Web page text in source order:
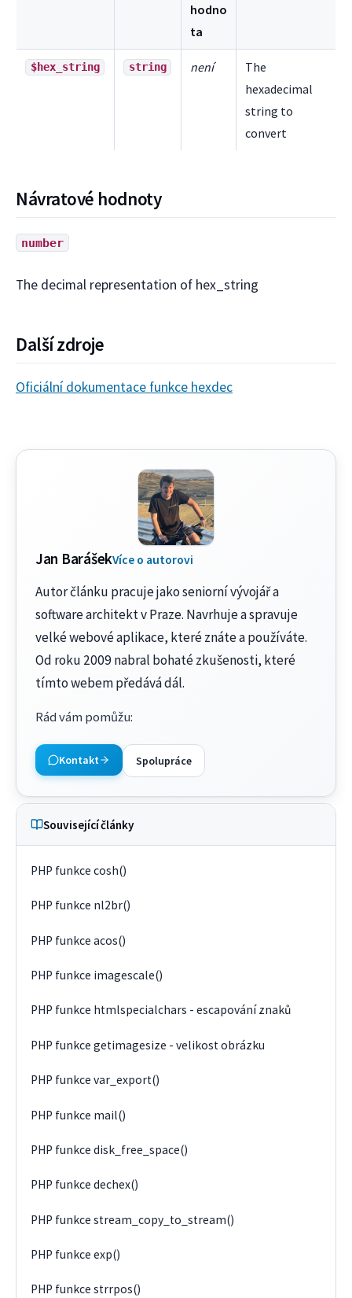
hodno
ta
$hex_string string není
The
hexadecimal
string to
convert
Návratové hodnoty
number
The decimal representation of hex_string
Další zdroje
Oficiální dokumentace funkce hexdec
Jan BarášekVíce o autorovi
Autor článku pracuje jako seniorní vývojář a
software architekt v Praze. Navrhuje a spravuje
velké webové aplikace, které znáte a používáte.
Od roku 2009 nabral bohaté zkušenosti, které
tímto webem předává dál.
Rád vám pomůžu:
Kontakt Spolupráce
Související články
PHP funkce cosh()
PHP funkce nl2br()
PHP funkce acos()
PHP funkce imagescale()
PHP funkce htmlspecialchars - escapování znaků
PHP funkce getimagesize - velikost obrázku
PHP funkce var_export()
PHP funkce mail()
PHP funkce disk_free_space()
PHP funkce dechex()
PHP funkce stream_copy_to_stream()
PHP funkce exp()
PHP funkce strrpos()